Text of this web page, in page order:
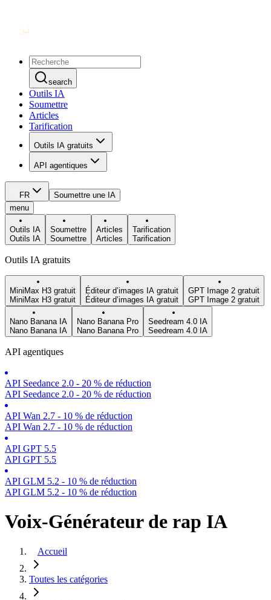
search
Outils IA
Soumettre
Articles
Tarification
Outils IA gratuits
API agentiques
FR
Soumettre une IA
menu
Outils IA
Outils IA
Soumettre
Soumettre
Articles
Articles
Tarification
Tarification
Outils IA gratuits
MiniMax H3 gratuit
MiniMax H3 gratuit
Éditeur d’images IA gratuit
Éditeur d’images IA gratuit
GPT Image 2 gratuit
GPT Image 2 gratuit
Nano Banana IA
Nano Banana IA
Nano Banana Pro
Nano Banana Pro
Seedream 4.0 IA
Seedream 4.0 IA
API agentiques
API Seedance 2.0 - 20 % de réduction
API Seedance 2.0 - 20 % de réduction
API Wan 2.7 - 10 % de réduction
API Wan 2.7 - 10 % de réduction
API GPT 5.5
API GPT 5.5
API GLM 5.2 - 10 % de réduction
API GLM 5.2 - 10 % de réduction
Voix-Générateur de rap IA
Accueil
Toutes les catégories